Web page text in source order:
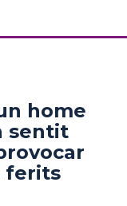
home
sentit
ferits